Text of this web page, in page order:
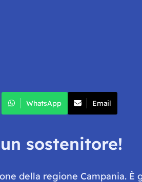
WhatsApp Email
sostenitore!
della regione Campania.